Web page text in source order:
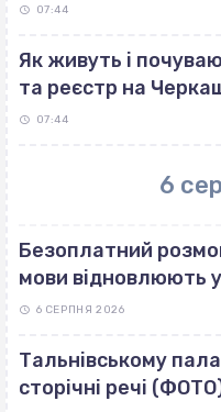
07:44
Як живуть і
та реєстр на
07:44
6
Безоплатний
мови відновлюють
6 СЕРПНЯ 2026
Тальнівському
сторічні речі